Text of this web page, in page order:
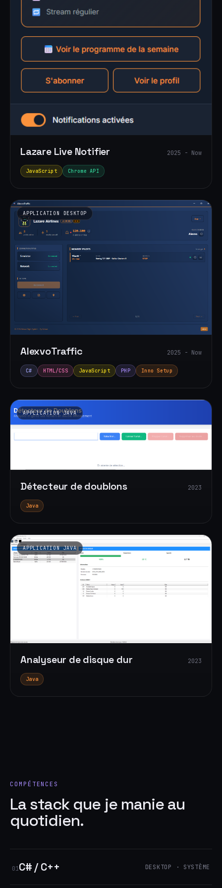
Lazare Live Notifier 2025 - Now
JavaScript Chrome API
APPLICATION DESKTOP
AlexvoTraffic 2025 - Now
C# HTML/CSS JavaScript PHP Inno Setup
APPLICATION JAVA
Détecteur de doublons 2023
Java
APPLICATION JAVA
Analyseur de disque dur 2023
Java
COMPÉTENCES
La stack que je manie au
quotidien.
01C# / C++ DESKTOP · SYSTÈME